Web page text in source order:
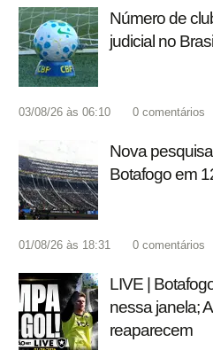
Número de
judicial no
03/08/26 às 06:10 0 comentários
Nova
Botafogo em
01/08/26 às 18:31 0 comentários
LIVE |
nessa janela;
reaparecem